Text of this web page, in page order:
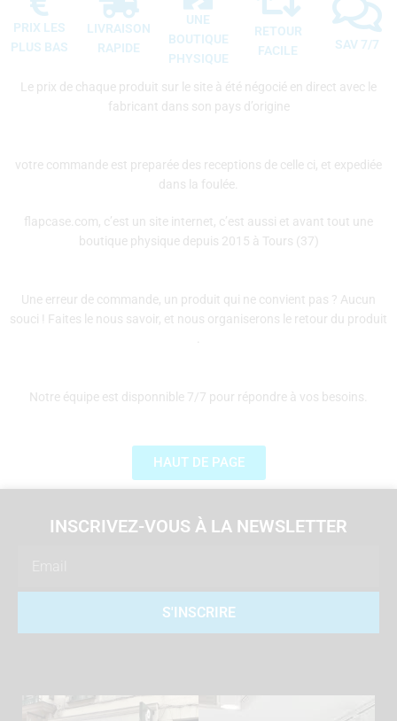
PRIX LES
PLUS BAS
LIVRAISON
RAPIDE
UNE
BOUTIQUE
PHYSIQUE
RETOUR
FACILE
SAV 7/7
Le prix de chaque produit sur le site à été négocié en direct avec le
fabricant dans son pays d’origine
votre commande est preparée des receptions de celle ci, et expediée
dans la foulée.
flapcase.com, c’est un site internet, c’est aussi et avant tout une
boutique physique depuis 2015 à Tours (37)
Une erreur de commande, un produit qui ne convient pas ? Aucun
souci ! Faites le nous savoir, et nous organiserons le retour du produit
Notre équipe est disponnible 7/7 pour répondre à vos besoins.
HAUT DE PAGE
INSCRIVEZ-VOUS À LA NEWSLETTER
S'INSCRIRE